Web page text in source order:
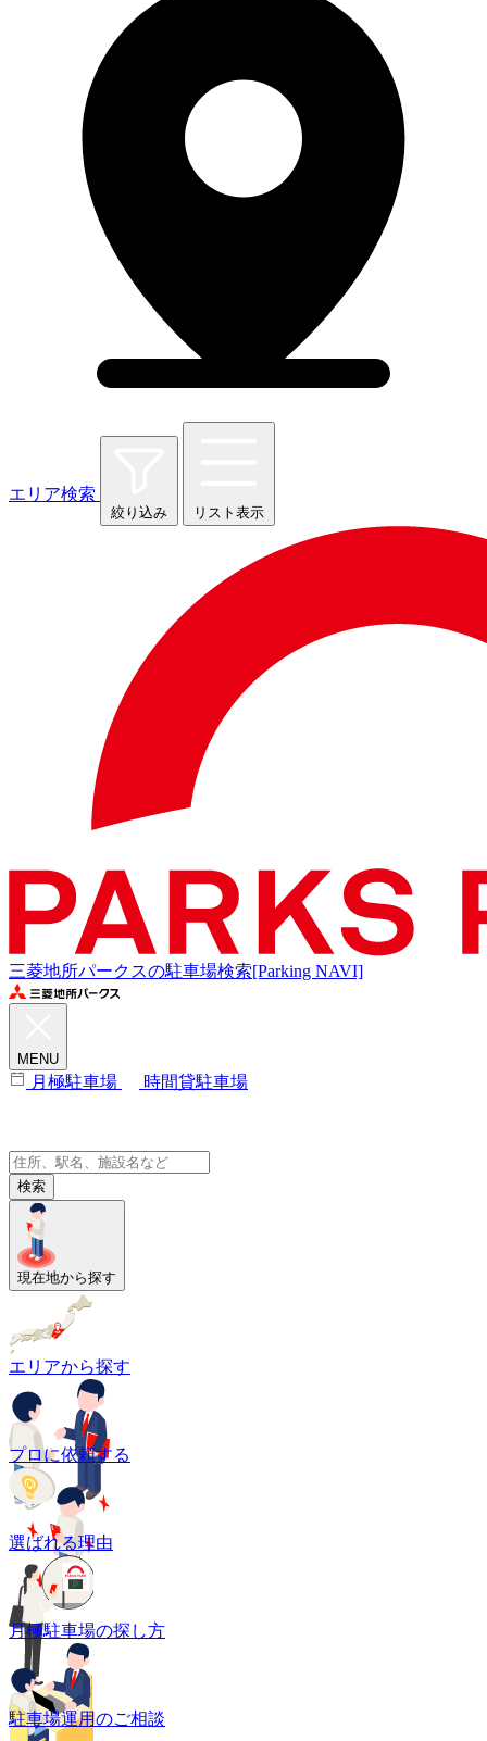
エリア検索
絞り込み リスト表示
三菱地所パークスの駐車場検索[Parking NAVI]
MENU
月極駐車場 時間貸駐車場
検索
現在地から探す
エリアから探す
プロに依頼する
選ばれる理由
月極駐車場の探し方
駐車場運用のご相談